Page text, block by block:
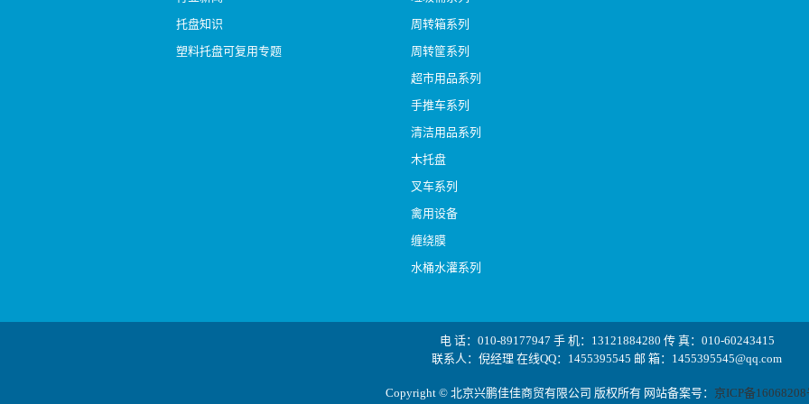
托盘知识
塑料托盘可复用专题
周转箱系列
周转筐系列
超市用品系列
手推车系列
清洁用品系列
木托盘
叉车系列
禽用设备
缠绕膜
水桶水灌系列
电 话：010-89177947 手 机：13121884280 传 真：010-60243415
联系人：倪经理 在线QQ：1455395545 邮 箱：1455395545@qq.com
Copyright © 北京兴鹏佳佳商贸有限公司 版权所有 网站备案号： 京ICP备16068208